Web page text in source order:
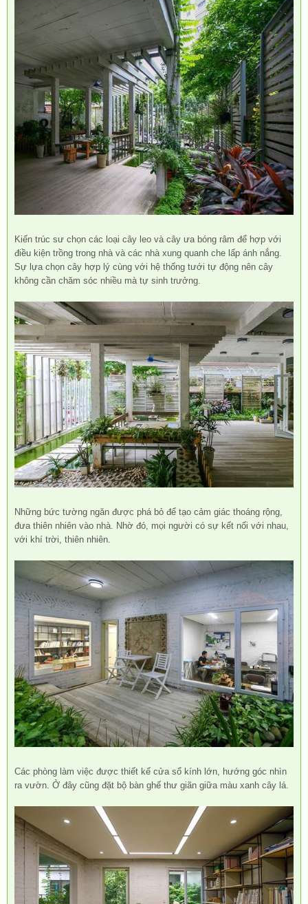
Kiến trúc sư chọn các loại cây leo và cây ưa bóng râm để hợp với
điều kiện trồng trong nhà và các nhà xung quanh che lấp ánh nắng.
Sự lựa chọn cây hợp lý cùng với hệ thống tưới tự động nên cây
không cần chăm sóc nhiều mà tự sinh trưởng.
Những bức tường ngăn được phá bỏ để tạo cảm giác thoáng rộng,
đưa thiên nhiên vào nhà. Nhờ đó, mọi người có sự kết nối với nhau,
với khí trời, thiên nhiên.
Các phòng làm việc được thiết kế cửa sổ kính lớn, hướng góc nhìn
ra vườn. Ở đây cũng đặt bộ bàn ghế thư giãn giữa màu xanh cây lá.